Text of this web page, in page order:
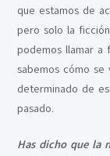
que estamos de
pero solo la
podemos llamar a
sabemos cómo
determinado de
pasado.
Has dicho que la